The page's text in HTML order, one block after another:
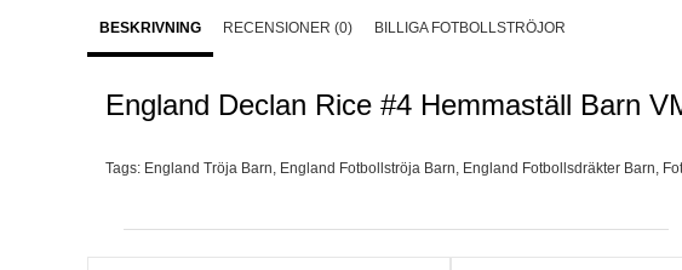
BESKRIVNING RECENSIONER (0) BILLIGA FOTBOLLSTRÖJOR
England Declan Rice #4 Hemmaställ Barn
Tags: England Tröja Barn, England Fotbollströja Barn, England Fotbollsdräkter Barn,